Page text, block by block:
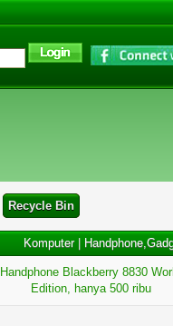
Recycle Bin
Komputer|
Handphone Blackberry 8830
Edition, hanya 500 ribu